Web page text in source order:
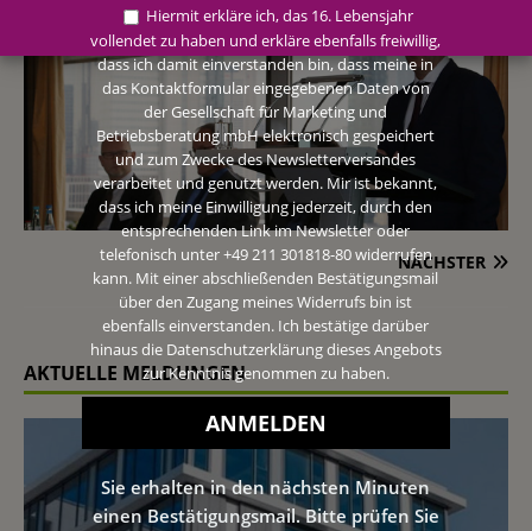
NÄCHSTER
AKTUELLE MELDUNGEN
Hiermit erkläre ich, das 16. Lebensjahr
vollendet zu haben und erkläre ebenfalls freiwillig,
dass ich damit einverstanden bin, dass meine in
das Kontaktformular eingegebenen Daten von
der Gesellschaft für Marketing und
Betriebsberatung mbH elektronisch gespeichert
und zum Zwecke des Newsletterversandes
verarbeitet und genutzt werden. Mir ist bekannt,
dass ich meine Einwilligung jederzeit, durch den
entsprechenden Link im Newsletter oder
telefonisch unter +49 211 301818-80 widerrufen
kann. Mit einer abschließenden Bestätigungsmail
über den Zugang meines Widerrufs bin ist
ebenfalls einverstanden. Ich bestätige darüber
hinaus die Datenschutzerklärung dieses Angebots
zur Kenntnis genommen zu haben.
Sie erhalten in den nächsten Minuten
einen Bestätigungsmail. Bitte prüfen Sie